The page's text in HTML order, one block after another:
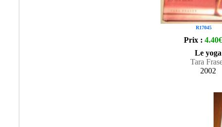
R17045
Prix : 4.40€
Le yoga
Tara
2002